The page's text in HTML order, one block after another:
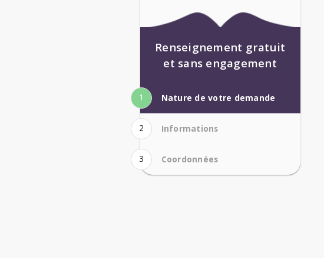
Renseignement gratuit
et sans engagement
1 Nature de votre demande
2 Informations
3 Coordonnées